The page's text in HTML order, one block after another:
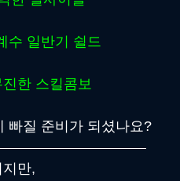
수 일반기 쉴드
한 스킬콤보
질 준비가 되셨나요?
만,